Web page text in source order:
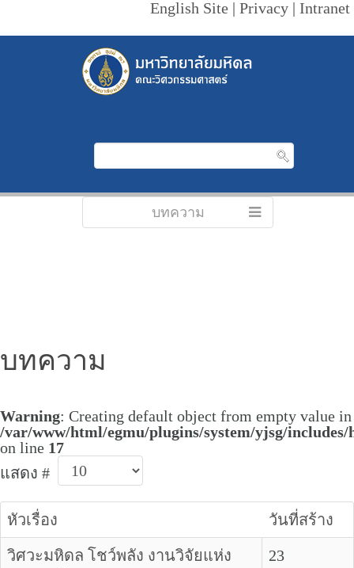
English Site | Privacy | Intranet
บทความ
บทความ
Warning: Creating default object from empty value in
/var/www/html/egmu/plugins/system/yjsg/
on line 17
แสดง #
หัวเรื่อง วันที่สร้าง
วิศวะมหิดล โชว์พลัง งานวิจัยแห่ง
23